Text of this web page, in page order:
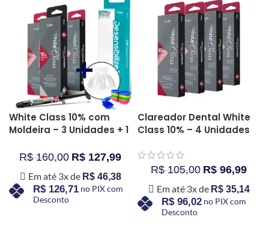
White Class 10% com
Moldeira – 3 Unidades + 1
R$160,00 R$ 127,99
Em até 3x de R$46,38
R$126,71 no PIX com
Desconto
Clareador Dental White
Class 10% – 4 Unidades
R$105,00 R$ 96,99
Em até 3x de R$35,14
R$96,02 no PIX com
Desconto